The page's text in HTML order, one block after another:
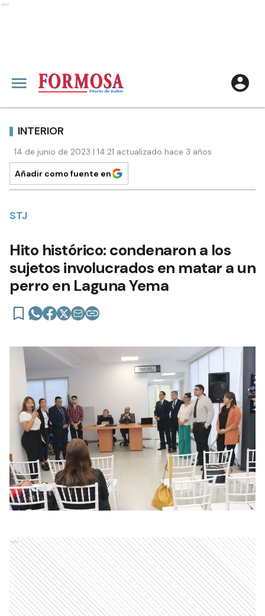
Ads
INTERIOR
14 de junio de 2023 | 14:21 actualizado hace 3 años
Añadir como fuente en
STJ
Hito histórico: condenaron a los
sujetos involucrados en matar a un
perro en Laguna Yema
Ads